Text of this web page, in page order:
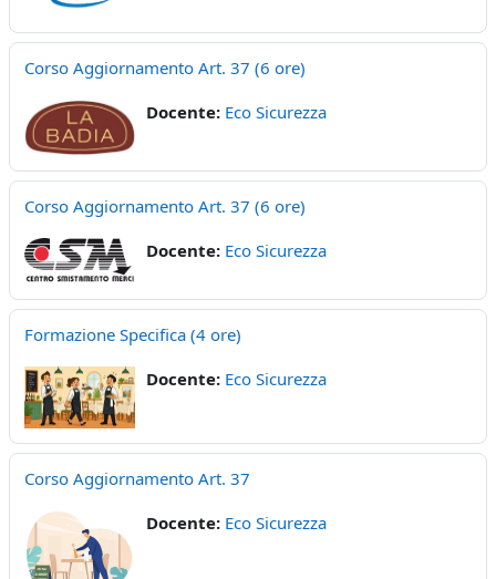
Corso Aggiornamento Art. 37 (6 ore)
Docente: Eco Sicurezza
Corso Aggiornamento Art. 37 (6 ore)
Docente: Eco Sicurezza
Formazione Specifica (4 ore)
Docente: Eco Sicurezza
Corso Aggiornamento Art. 37
Docente: Eco Sicurezza